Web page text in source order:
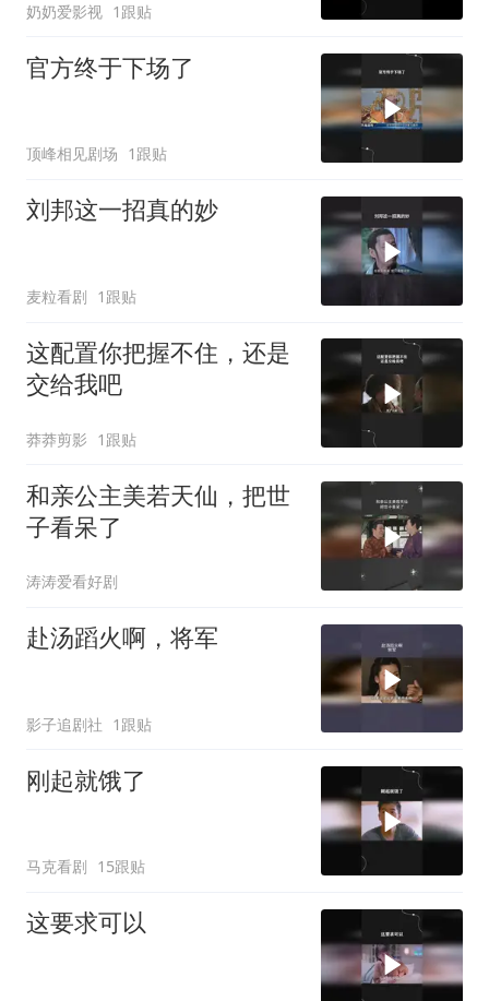
奶奶爱影视 1跟贴
官方终于下场了
顶峰相见剧场 1跟贴
刘邦这一招真的妙
麦粒看剧 1跟贴
这配置你把握不住，还是
交给我吧
莽莽剪影 1跟贴
和亲公主美若天仙，把世
子看呆了
涛涛爱看好剧
赴汤蹈火啊，将军
影子追剧社 1跟贴
刚起就饿了
马克看剧 15跟贴
这要求可以